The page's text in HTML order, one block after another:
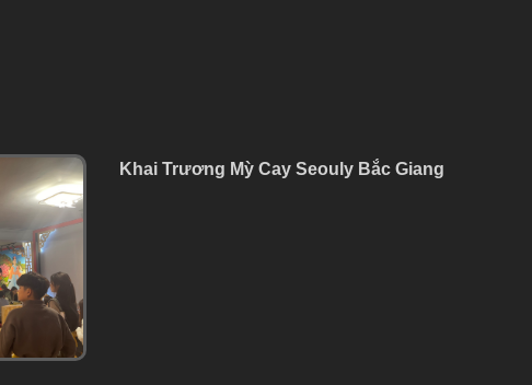
Khai Trương Mỳ Cay Seouly Bắc Giang